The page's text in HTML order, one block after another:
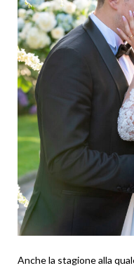
Anche la stagione alla